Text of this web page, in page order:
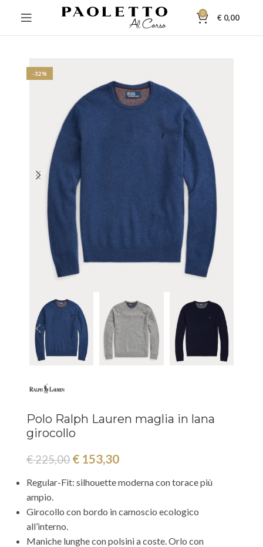
0 € 0,00
-32%
Polo Ralph Lauren maglia in lana
girocollo
€225,00 € 153,30
Regular-Fit: silhouette moderna con torace più
ampio.
Girocollo con bordo in camoscio ecologico
all’interno.
Maniche lunghe con polsini a coste. Orlo con